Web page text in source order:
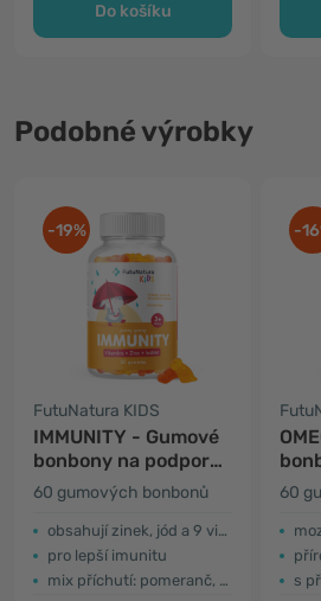
Do košíku
Podobné výrobky
-19%
FutuNatura KIDS
IMMUNITY - Gumové
bonbony na podporu
imunity pro děti
60 gumových bonbonů
obsahují zinek, jód a 9 vitamínů
pro lepší imunitu
mix příchutí: pomeranč, citron a jahoda
-
60
s